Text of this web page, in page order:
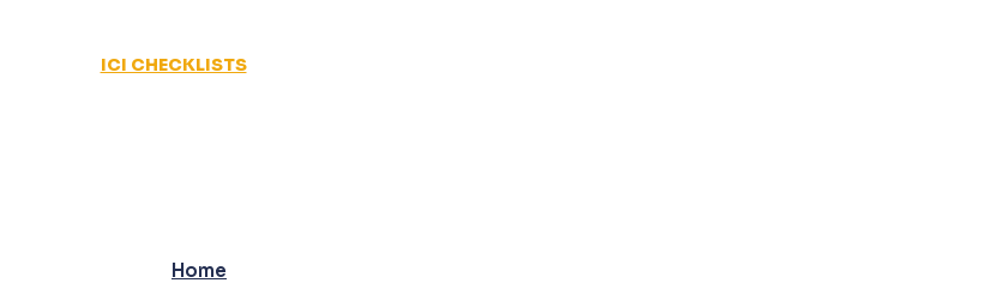
ICI CHECKLISTS
Home